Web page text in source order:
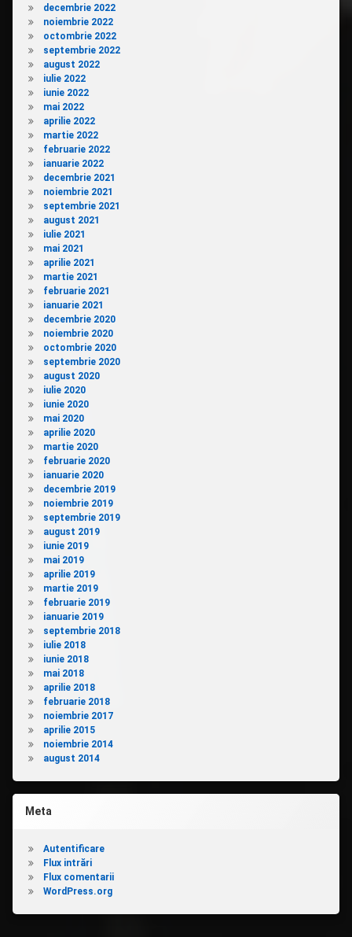
decembrie 2022
noiembrie 2022
octombrie 2022
septembrie 2022
august 2022
iulie 2022
iunie 2022
mai 2022
aprilie 2022
martie 2022
februarie 2022
ianuarie 2022
decembrie 2021
noiembrie 2021
septembrie 2021
august 2021
iulie 2021
mai 2021
aprilie 2021
martie 2021
februarie 2021
ianuarie 2021
decembrie 2020
noiembrie 2020
octombrie 2020
septembrie 2020
august 2020
iulie 2020
iunie 2020
mai 2020
aprilie 2020
martie 2020
februarie 2020
ianuarie 2020
decembrie 2019
noiembrie 2019
septembrie 2019
august 2019
iunie 2019
mai 2019
aprilie 2019
martie 2019
februarie 2019
ianuarie 2019
septembrie 2018
iulie 2018
iunie 2018
mai 2018
aprilie 2018
februarie 2018
noiembrie 2017
aprilie 2015
noiembrie 2014
august 2014
Meta
Autentificare
Flux intrări
Flux comentarii
WordPress.org